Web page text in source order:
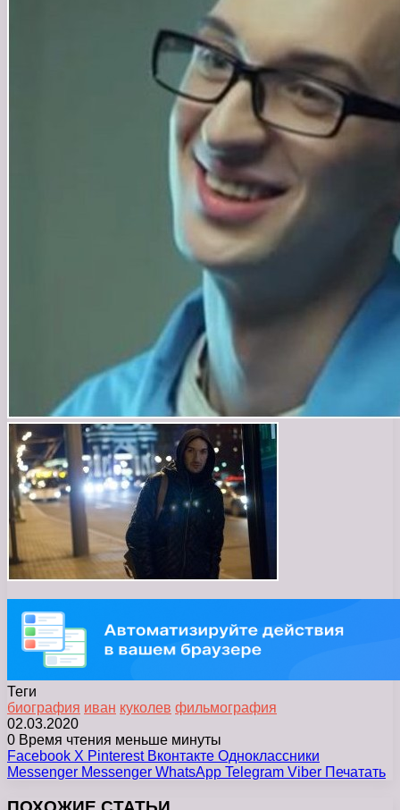
Теги
биография иван куколев фильмография
02.03.2020
0 Время чтения меньше минуты
Facebook X Pinterest Вконтакте Одноклассники
Messenger Messenger WhatsApp Telegram Viber Печатать